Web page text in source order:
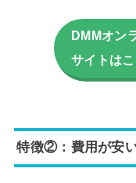
DMMオン
サイトは
特徴②：費用が安